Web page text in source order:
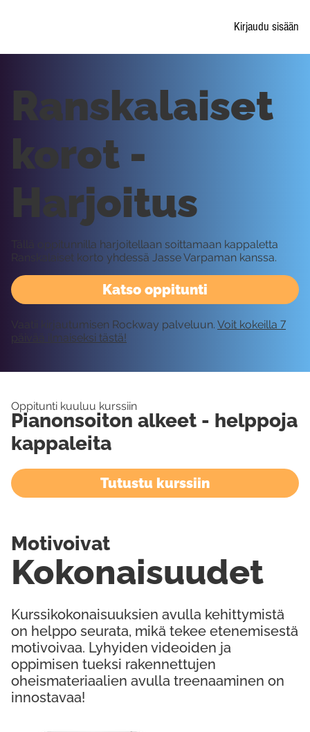
Kirjaudu sisään
Katso oppitunti
Ranskalaiset
korot -
Harjoitus
Tällä oppitunnilla harjoitellaan soittamaan kappaletta
Ranskalaiset korto yhdessä Jasse Varpaman kanssa.
Vaatii kirjautumisen Rockway palveluun. Voit kokeilla 7
päivää ilmaiseksi tästä!
Oppitunti kuuluu kurssiin
Pianonsoiton alkeet - helppoja
kappaleita
Tutustu kurssiin
Kurssikokonaisuuksien avulla kehittymistä
on helppo seurata, mikä tekee etenemisestä
motivoivaa. Lyhyiden videoiden ja
oppimisen tueksi rakennettujen
oheismateriaalien avulla treenaaminen on
innostavaa!
Kokonaisuudet
Motivoivat